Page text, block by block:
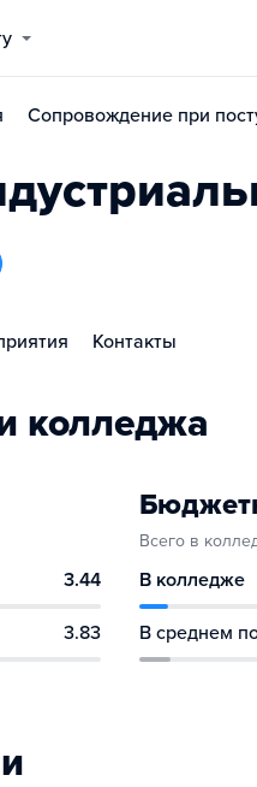
Сопровождение при
Контакты
колледжа
3.44
3.83
Всего в
В колледже
В среднем